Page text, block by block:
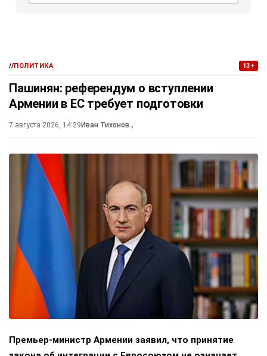
//ПОЛИТИКА 13+
Пашинян: референдум о вступлении
Армении в ЕС требует подготовки
7 августа 2026, 14:29Иван Тихонов ,
Премьер-министр Армении заявил, что принятие